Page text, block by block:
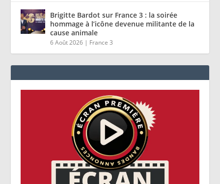
Brigitte Bardot sur France 3 : la soirée
hommage à l’icône devenue militante de la
cause animale
6 Août 2026 | France 3